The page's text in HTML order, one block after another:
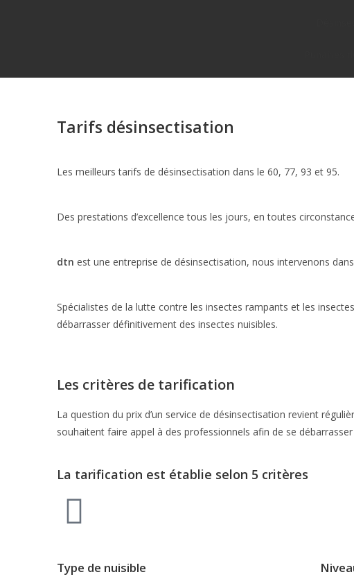
Tarifs désinsectisation
Les meilleurs tarifs de désinsectisation dans le 60, 77, 93 et 95.
Des prestations d’excellence tous les jours, en toutes
dtn est une entreprise de désinsectisation, nous intervenons
Spécialistes de la lutte contre les insectes rampants et les
débarrasser définitivement des insectes nuisibles.
Les critères de tarification
La question du prix d’un service de désinsectisation revient
souhaitent faire appel à des professionnels afin de se débarrasser
La tarification est établie selon 5 critères
Type de nuisible